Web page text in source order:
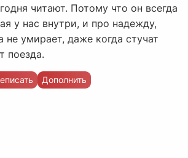
читают. Потому что он всегда
у нас внутри, и про надежду,
не умирает, даже когда стучат
поезда.
Дополнить